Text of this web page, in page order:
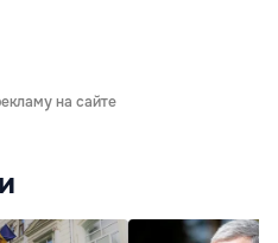
на сайте